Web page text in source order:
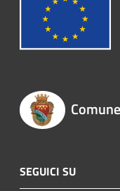
SEGUICI SU